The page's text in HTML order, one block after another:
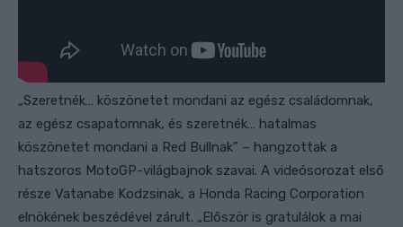
„Szeretnék… köszönetet mondani az egész családomnak,
az egész csapatomnak, és szeretnék… hatalmas
köszönetet mondani a Red Bullnak” – hangzottak a
hatszoros MotoGP-világbajnok szavai. A videósorozat első
része Vatanabe Kodzsinak, a Honda Racing Corporation
elnökének beszédével zárult. „Először is gratulálok a mai